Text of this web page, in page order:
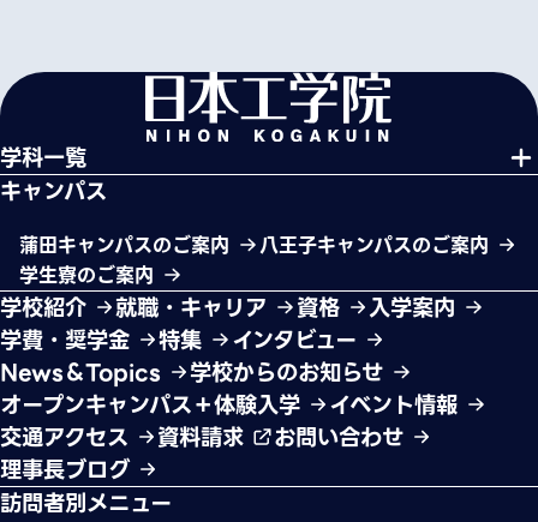
学科一覧
キャンパス
蒲田キャンパスのご案内
八王子キャンパスのご案内
学生寮のご案内
学校紹介 就職・キャリア 資格
入学案内
学費・奨学金
特集
インタビュー
News＆Topics
学校からのお知らせ
オープンキャンパス＋体験入学
イベント情報
交通アクセス
資料請求
お問い合わせ
理事長ブログ
訪問者別メニュー